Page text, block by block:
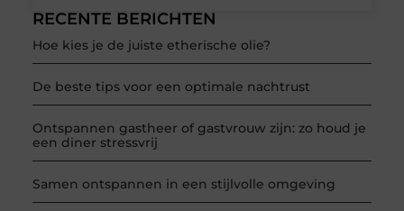
RECENTE BERICHTEN
Hoe kies je de juiste etherische olie?
De beste tips voor een optimale nachtrust
Ontspannen gastheer of gastvrouw zijn: zo houd je
een diner stressvrij
Samen ontspannen in een stijlvolle omgeving